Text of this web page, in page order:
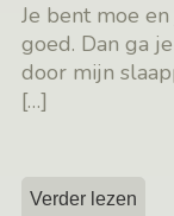
Je bent moe
goed. Dan ga
door mijn
[…]
Verder lezen